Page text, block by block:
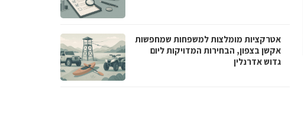
אטרקציות מומלצות למשפחות שמחפשות
אקשן בצפון, הבחירות המדויקות ליום
גדוש אדרנלין